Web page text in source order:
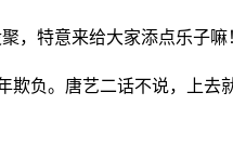
，特意来给大家添点乐子嘛
负。唐艺二话不说，上